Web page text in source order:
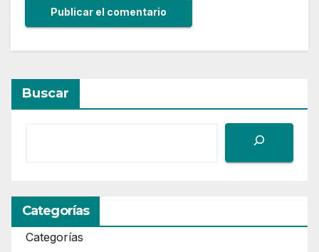
Buscar
Categorías
Categorías